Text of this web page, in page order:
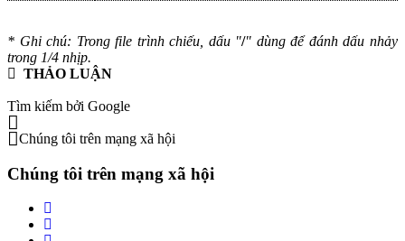
* Ghi chú: Trong file trình chiếu, dấu "/" dùng để đánh dấu nhảy
trong 1/4 nhịp.
THẢO LUẬN
Tìm kiếm bởi Google
Chúng tôi trên mạng xã hội
Chúng tôi trên mạng xã hội